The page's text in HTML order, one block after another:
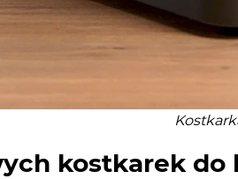
kostkarek do